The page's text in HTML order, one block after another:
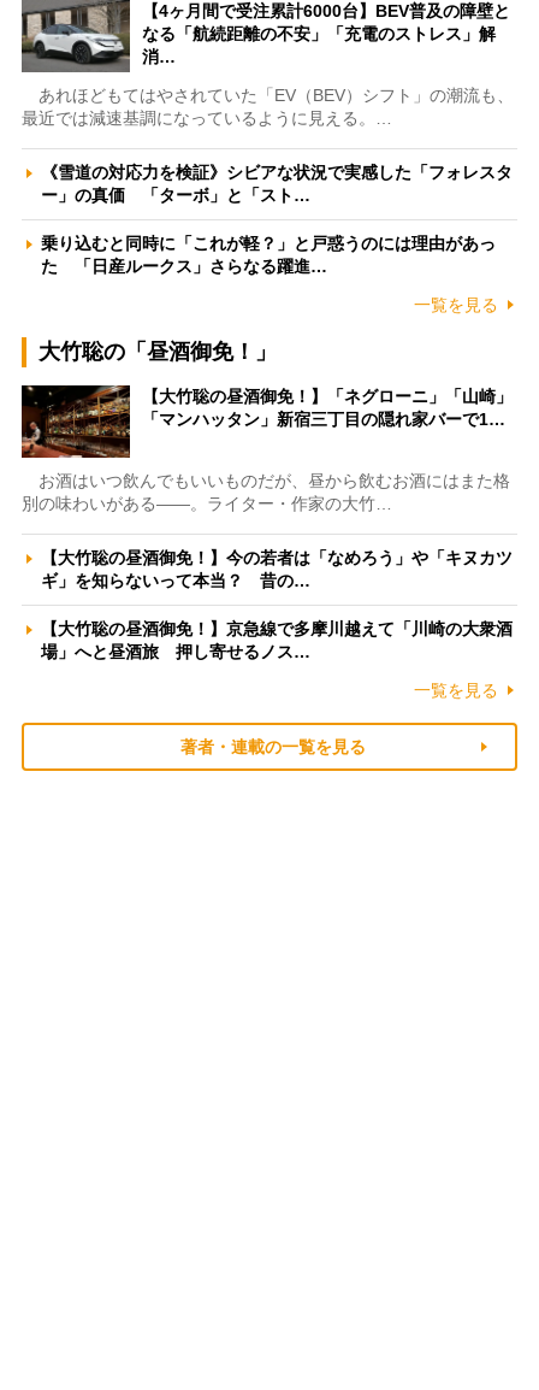
【4ヶ月間で受注累計6000台】BEV普及の障壁と
なる「航続距離の不安」「充電のストレス」解
消…
あれほどもてはやされていた「EV（BEV）シフト」の潮流も、
最近では減速基調になっているように見える。…
《雪道の対応力を検証》シビアな状況で実感した「フォレスタ
ー」の真価 「ターボ」と「スト…
乗り込むと同時に「これが軽？」と戸惑うのには理由があっ
た 「日産ルークス」さらなる躍進…
一覧を見る
大竹聡の「昼酒御免！」
【大竹聡の昼酒御免！】「ネグローニ」「山崎」
「マンハッタン」新宿三丁目の隠れ家バーで1…
お酒はいつ飲んでもいいものだが、昼から飲むお酒にはまた格
別の味わいがある――。ライター・作家の大竹…
【大竹聡の昼酒御免！】今の若者は「なめろう」や「キヌカツ
ギ」を知らないって本当？ 昔の…
【大竹聡の昼酒御免！】京急線で多摩川越えて「川崎の大衆酒
場」へと昼酒旅 押し寄せるノス…
一覧を見る
著者・連載の一覧を見る